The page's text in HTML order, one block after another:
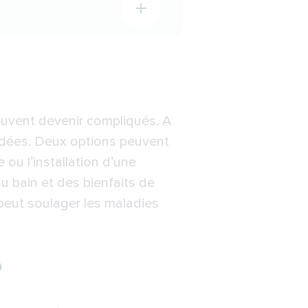
devenir compliqués. A
Deux options peuvent
l’installation d’une
bain et des bienfaits de
soulager les maladies